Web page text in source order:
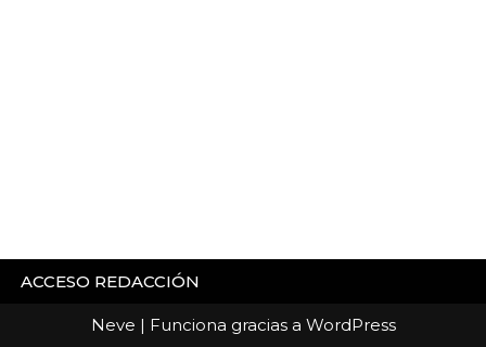
ACCESO REDACCIÓN
Neve | Funciona gracias a WordPress